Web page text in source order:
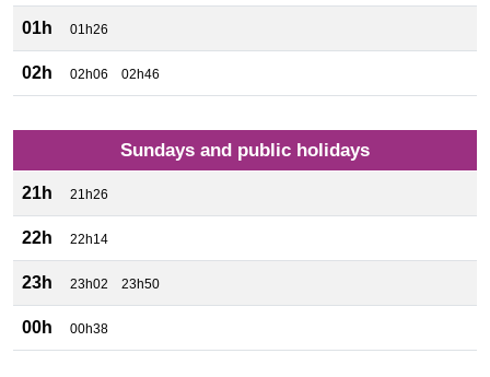
01h 01h26
02h 02h06 02h46
Sundays and public holidays
21h 21h26
22h 22h14
23h 23h02 23h50
00h 00h38